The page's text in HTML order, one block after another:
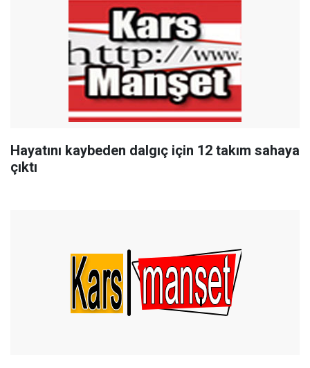
Hayatını kaybeden dalgıç için 12 takım sahaya
çıktı